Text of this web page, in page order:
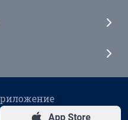
App Store